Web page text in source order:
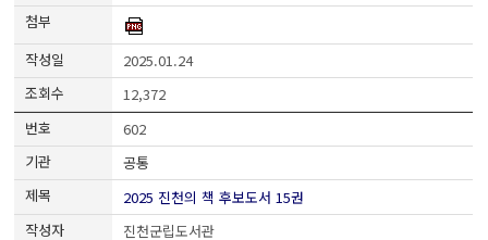
2025.01.24
12,372
602
공통
2025 진천의 책 후보도서 15권
진천군립도서관